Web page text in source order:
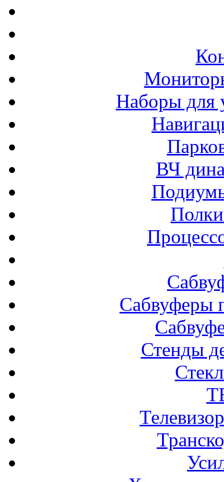
Наборы для
ВЧ
Сабвуферы
Стенды